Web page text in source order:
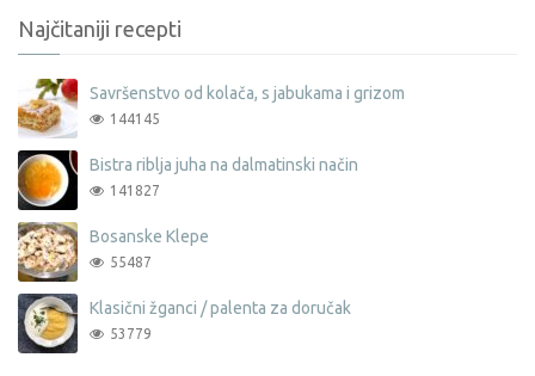
Najčitaniji recepti
Savršenstvo od kolača, s jabukama i grizom
144145
Bistra riblja juha na dalmatinski način
141827
Bosanske Klepe
55487
Klasični žganci / palenta za doručak
53779